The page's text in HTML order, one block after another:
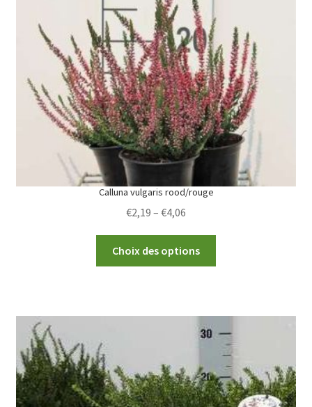
may
be
chosen
on
the
product
page
Calluna vulgaris rood/rouge
€2,19 – €4,06
€2,19
through
Choix des options
The
options
may
be
chosen